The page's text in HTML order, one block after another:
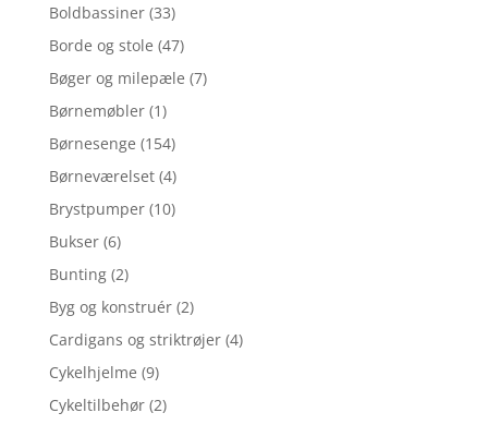
Boldbassiner (33)
Borde og stole (47)
Bøger og milepæle (7)
Børnemøbler (1)
Børnesenge (154)
Børneværelset (4)
Brystpumper (10)
Bukser (6)
Bunting (2)
Byg og konstruér (2)
Cardigans og striktrøjer (4)
Cykelhjelme (9)
Cykeltilbehør (2)